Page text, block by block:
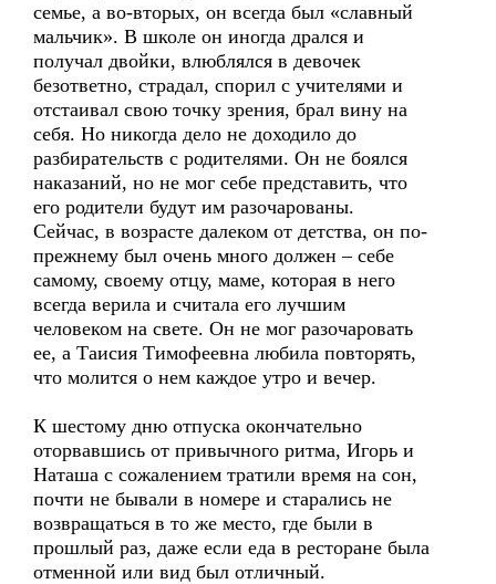
семье, а во-вторых, он всегда был «славный
мальчик». В школе он иногда дрался и
получал двойки, влюблялся в девочек
безответно, страдал, спорил с учителями и
отстаивал свою точку зрения, брал вину на
себя. Но никогда дело не доходило до
разбирательств с родителями. Он не боялся
наказаний, но не мог себе представить, что
его родители будут им разочарованы.
Сейчас, в возрасте далеком от детства, он по-
прежнему был очень много должен – себе
самому, своему отцу, маме, которая в него
всегда верила и считала его лучшим
человеком на свете. Он не мог разочаровать
ее, а Таисия Тимофеевна любила повторять,
что молится о нем каждое утро и вечер.
К шестому дню отпуска окончательно
оторвавшись от привычного ритма, Игорь и
Наташа с сожалением тратили время на сон,
почти не бывали в номере и старались не
возвращаться в то же место, где были в
прошлый раз, даже если еда в ресторане была
отменной или вид был отличный.